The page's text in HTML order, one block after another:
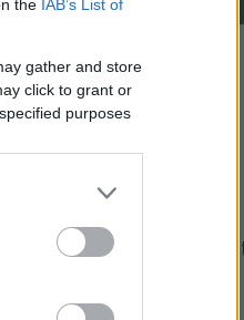
the IAB’s List of
gather and store
click to grant or
purposes
Mario Malu
Paolo Pinna
Martina Agostina